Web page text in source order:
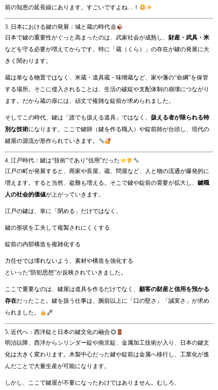
前の知恵の延長線にあります。すごいですよね…！
3. 日本における鍵の発展：城と蔵の時代
日本で鍵の重要性がぐっと高まったのは、武家社会が成熟し、 財産・武具・米
などを守る必要が増えてからです。特に「蔵（くら）」の存在が鍵の発展に大
きく関わります。
蔵は単なる物置ではなく、米蔵・道具蔵・味噌蔵など、家や藩の“命綱”を保管
する場所。そこに侵入されることは、生活の破綻や支配体制の崩壊につながり
ます。だから蔵の扉には、頑丈で複雑な錠前が求められました。
そしてこの時代、鍵は「誰でも扱える道具」ではなく、 扱える者が限られる特
別な技術になります。ここで鍵師（鍵を作る職人）や錠前師が台頭し、現代の
鍵屋の源流が形作られていきます。
4. 江戸時代：鍵は“技術”であり“信用”だった
江戸の町が発展すると、商家や長屋、蔵、問屋など、人と物の流通が爆発的に
増えます。すると当然、盗難も増える。そこで鍵や錠前の需要が拡大し、 鍵職
人の社会的価値が上がっていきます。
江戸の鍵は、単に「閉める」だけではなく、
鍵の形状を工夫して複製されにくくする
錠前の内部構造を複雑化する
力任せでは壊れないよう、素材や構造を強化する
といった“防犯思想”が反映されていきました。
ここで重要なのは、鍵屋は道具を作るだけでなく、 顧客の財産と信用を預かる
存在だったこと。鍵を扱う仕事は、腕前以上に「口の堅さ」「誠実さ」が求め
られました。
5. 近代へ：西洋錠と日本の鍵文化の融合
明治以降、西洋からシリンダー錠や南京錠、金属加工技術が入り、日本の鍵文
化は大きく変わります。木製中心だった鍵や錠前は金属へ移行し、工業化が進
んだことで大量生産が可能になります。
しかし、ここで鍵屋が不要になったわけではありません。むしろ、